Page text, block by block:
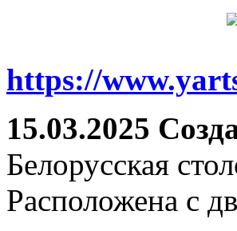
https://
15.03.2025
Белорусская
Расположена с